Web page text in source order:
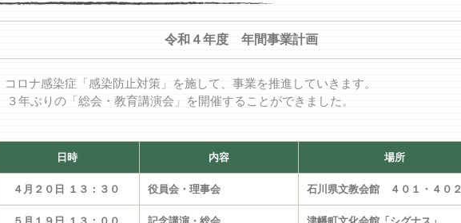
令和４年度 年間事業計画
コロナ感染症「感染防止対策」を施して、事業を推進していきます。
３年ぶりの「総会・教育講演会」を開催することができました。
日時 内容 場所
４月２０日 １３：３０ 役員会・理事会 石川県文教会館 ４０１・４０２